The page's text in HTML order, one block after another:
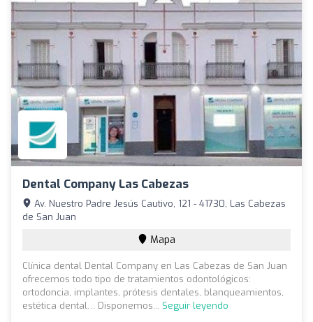
Dental Company Las Cabezas
Av. Nuestro Padre Jesús Cautivo, 121 - 41730, Las Cabezas
de San Juan
Mapa
Clínica dental Dental Company en Las Cabezas de San Juan
ofrecemos todo tipo de tratamientos odontológicos:
ortodoncia, implantes, prótesis dentales, blanqueamientos,
estética dental… Disponemos... Seguir leyendo